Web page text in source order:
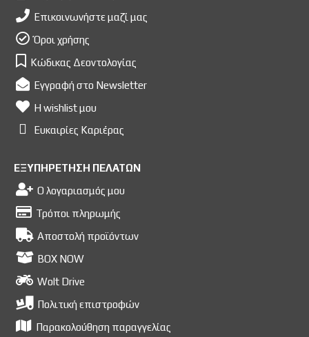
Επικοινωνήστε μαζί μας
Όροι χρήσης
Κώδικας Δεοντολογίας
Εγγραφή στο Newsletter
Η wishlist μου
Ευκαιρίες Kαριέρας
ΕΞΥΠΗΡΕΤΗΣΗ ΠΕΛΑΤΩΝ
Ο λογαριασμός μου
Τρόποι πληρωμής
Αποστολή προϊόντων
BOX NOW
Wolt Drive
Πολιτική επιστροφών
Παρακολούθηση παραγγελίας